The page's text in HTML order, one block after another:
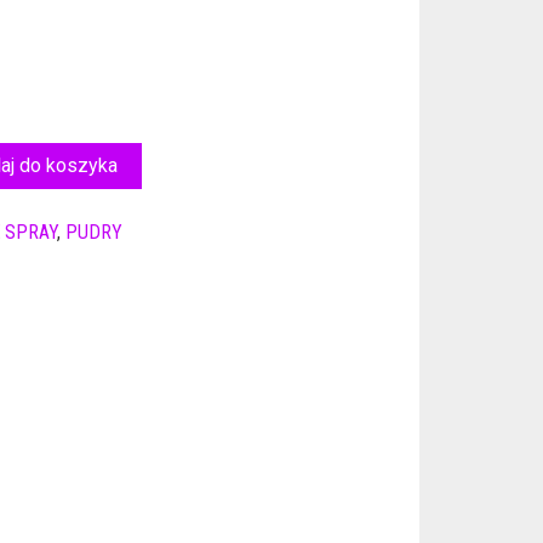
do koszyka
, PUDRY